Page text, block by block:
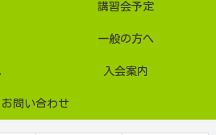
講習会予定
一般の方へ
入会案内
お問い合わせ